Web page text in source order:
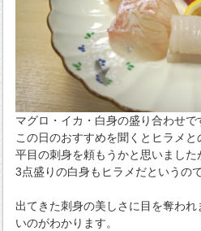
マグロ・イカ・白身の盛り合わせで
この日のおすすめを聞くとヒラメと
平目の刺身を頼もうかと思いました
3点盛りの白身もヒラメだというの
出てきた刺身の美しさに目を奪わ
いのがわかります。